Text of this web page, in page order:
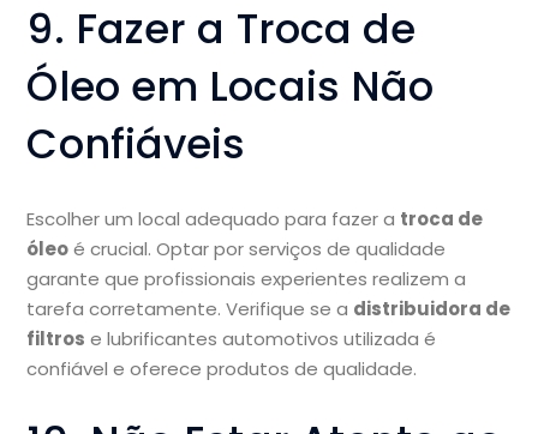
9. Fazer a Troca de
Óleo em Locais Não
Confiáveis
Escolher um local adequado para fazer a troca de
óleoé crucial. Optar por serviços de qualidade
garante que profissionais experientes realizem a
tarefa corretamente. Verifique se a distribuidora de
filtros e lubrificantes automotivos utilizada é
confiável e oferece produtos de qualidade.